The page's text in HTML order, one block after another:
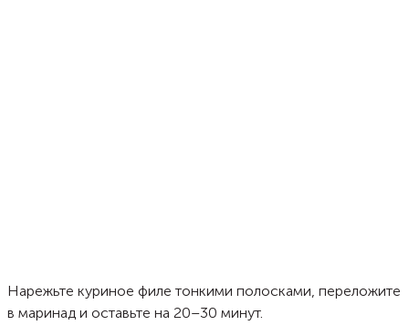
Нарежьте куриное филе тонкими полосками, переложите
в маринад и оставьте на 20–30 минут.